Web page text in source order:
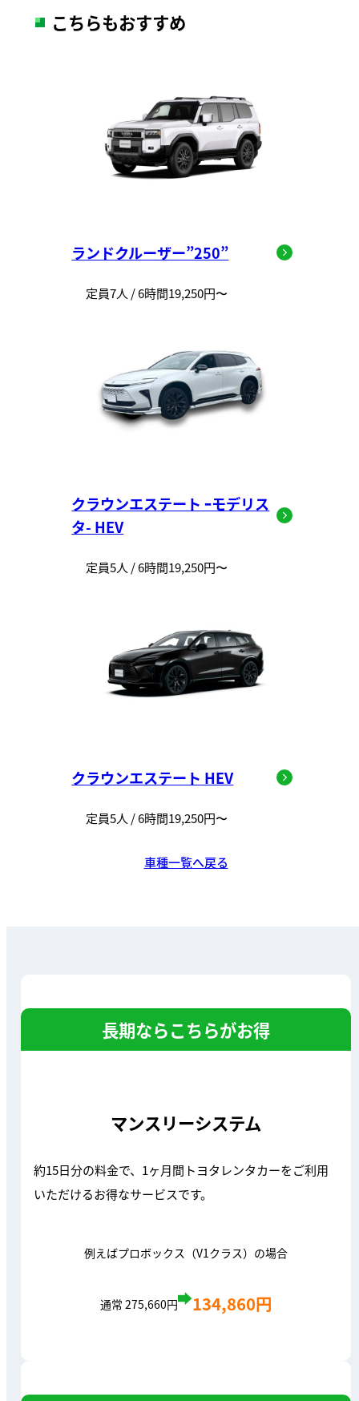
こちらもおすすめ
ランドクルーザー”250”
定員7人 / 6時間19,250円〜
クラウンエステート ｰモデリス
タ- HEV
定員5人 / 6時間19,250円〜
クラウンエステート HEV
定員5人 / 6時間19,250円〜
車種一覧へ戻る
長期ならこちらがお得
マンスリーシステム
約15日分の料金で、1ヶ月間トヨタレンタカーをご利用
いただけるお得なサービスです。
例えばプロボックス（V1クラス）の場合
通常 275,660円 134,860円